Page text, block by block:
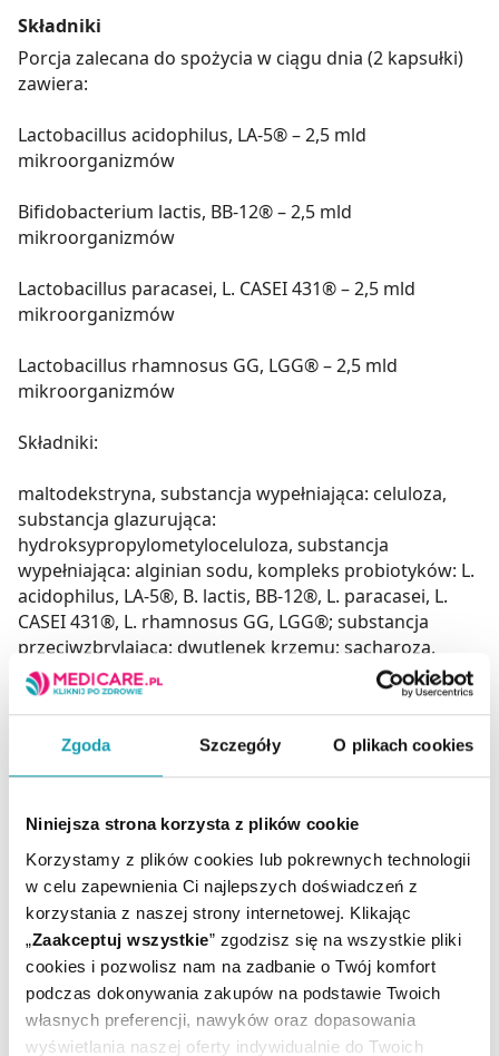
Zgoda Szczegóły O plikach cookies
Niniejsza strona korzysta z plików cookie
Korzystamy z plików cookies lub pokrewnych technologii
w celu zapewnienia Ci najlepszych doświadczeń z
korzystania z naszej strony internetowej. Klikając
„Zaakceptuj wszystkie” zgodzisz się na wszystkie pliki
cookies i pozwolisz nam na zadbanie o Twój komfort
podczas dokonywania zakupów na podstawie Twoich
własnych preferencji, nawyków oraz dopasowania
wyświetlania naszej oferty indywidualnie do Twoich
Składniki
Porcja zalecana do spożycia w ciągu dnia (2 kapsułki)
zawiera:
Lactobacillus acidophilus, LA-5® – 2,5 mld
mikroorganizmów
Bifidobacterium lactis, BB-12® – 2,5 mld
mikroorganizmów
Lactobacillus paracasei, L. CASEI 431® – 2,5 mld
mikroorganizmów
Lactobacillus rhamnosus GG, LGG® – 2,5 mld
mikroorganizmów
Składniki:
maltodekstryna, substancja wypełniająca: celuloza,
substancja glazurująca:
hydroksypropylometyloceluloza, substancja
wypełniająca: alginian sodu, kompleks probiotyków: L.
acidophilus, LA-5®, B. lactis, BB-12®, L. paracasei, L.
CASEI 431®, L. rhamnosus GG, LGG®; substancja
przeciwzbrylająca: dwutlenek krzemu; sacharoza,
regulator kwasowości: ascorbinian sodu, substancja
przeciwzbrylająca: sole magnezowe (roślinnych)
kwasów tłuszczowych, .
Warunki przechowywania
miejscu, w temperaturze pokojowej, nie
przekraczającej 25ºC, w sposób niedostępny dla
małych dzieci.
Ostrzeżenia
Nie stosować w przypadku nadwrażliwości na
którykolwiek składnik produktu.
Nie należy przekraczać zalecanej porcji do spożycia w
ciągu dnia.